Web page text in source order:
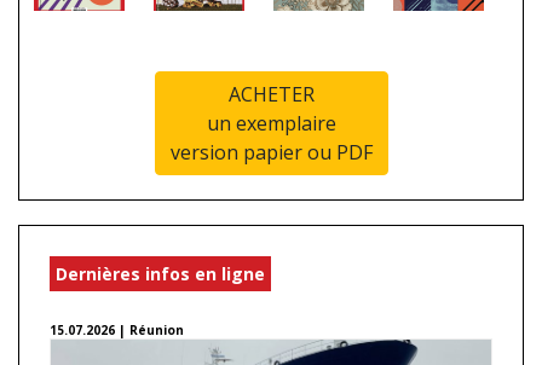
ACHETER
un exemplaire
version papier ou PDF
Dernières infos en ligne
15.07.2026 | Réunion